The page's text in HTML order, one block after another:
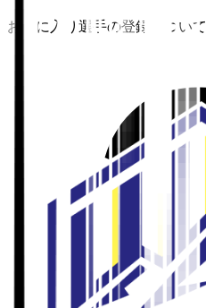
お気に入り選手の登録について